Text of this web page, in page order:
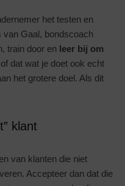
het testen en
van Gaal, bondscoach
train door en leer bij om
dat wat je doet ook echt
het grotere doel. Als dit
klant
van klanten die niet
Accepteer dan dat die